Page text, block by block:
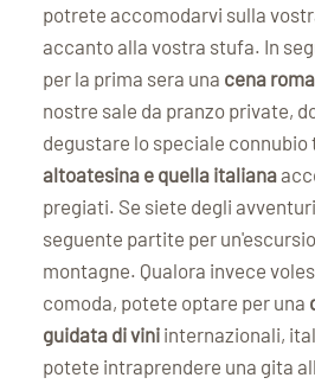
potrete accomodarvi sulla
accanto alla vostra stufa. In
per la prima sera una cena
nostre sale da pranzo private,
degustare lo speciale connubio
altoatesina e quella italiana
pregiati. Se siete degli
seguente partite per
montagne. Qualora invece
comoda, potete optare per una
guidata di vini internazionali,
potete intraprendere una gita